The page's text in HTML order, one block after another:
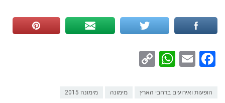
Facebook
Email
WhatsApp
הופעות ואירועים ברחבי הארץ מימונה מימונה 2015